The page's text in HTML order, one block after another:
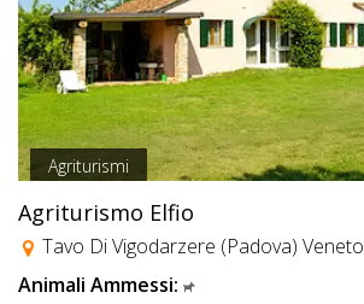
Agriturismi
Agriturismo Elfio
Tavo Di Vigodarzere (Padova) Veneto
Animali Ammessi: